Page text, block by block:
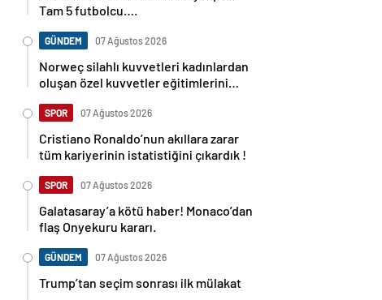
Tam 5 futbolcu….
GÜNDEM 07 Ağustos 2026
Norweç silahlı kuvvetleri kadınlardan
oluşan özel kuvvetler eğitimlerini
SPOR 07 Ağustos 2026
Cristiano Ronaldo’nun akıllara zarar
tüm kariyerinin istatistiğini çıkardık !
SPOR 07 Ağustos 2026
Galatasaray’a kötü haber! Monaco’dan
flaş Onyekuru kararı.
GÜNDEM 07 Ağustos 2026
Trump’tan seçim sonrası ilk mülakat